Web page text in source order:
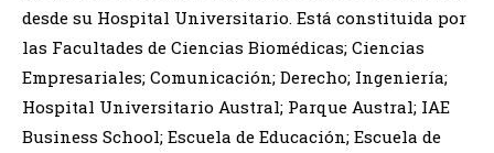
desde su Hospital Universitario. Está constituida por
las Facultades de Ciencias Biomédicas; Ciencias
Empresariales; Comunicación; Derecho; Ingeniería;
Hospital Universitario Austral; Parque Austral; IAE
Business School; Escuela de Educación; Escuela de